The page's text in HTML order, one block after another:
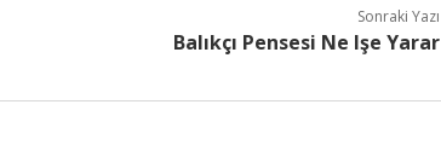
Sonraki Yazı
Balıkçı Pensesi Ne Işe Yarar